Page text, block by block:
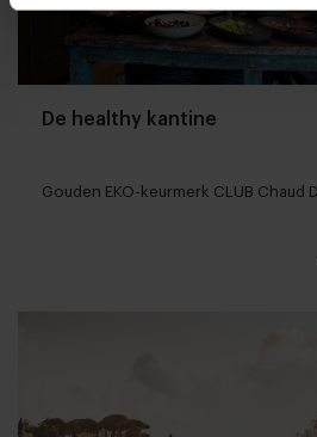
De healthy kantine
Gouden EKO-keurmerk CLUB Chaud